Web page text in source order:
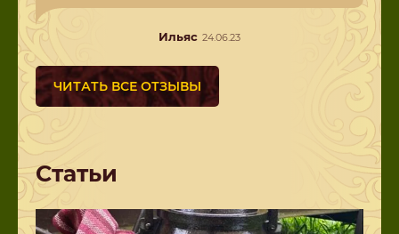
Ильяс 24.06.23
ЧИТАТЬ ВСЕ ОТЗЫВЫ
Статьи